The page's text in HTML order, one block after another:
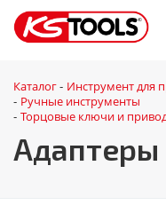
Каталог - Инструмент для
- Ручные инструменты
- Торцовые ключи и
Адаптеры